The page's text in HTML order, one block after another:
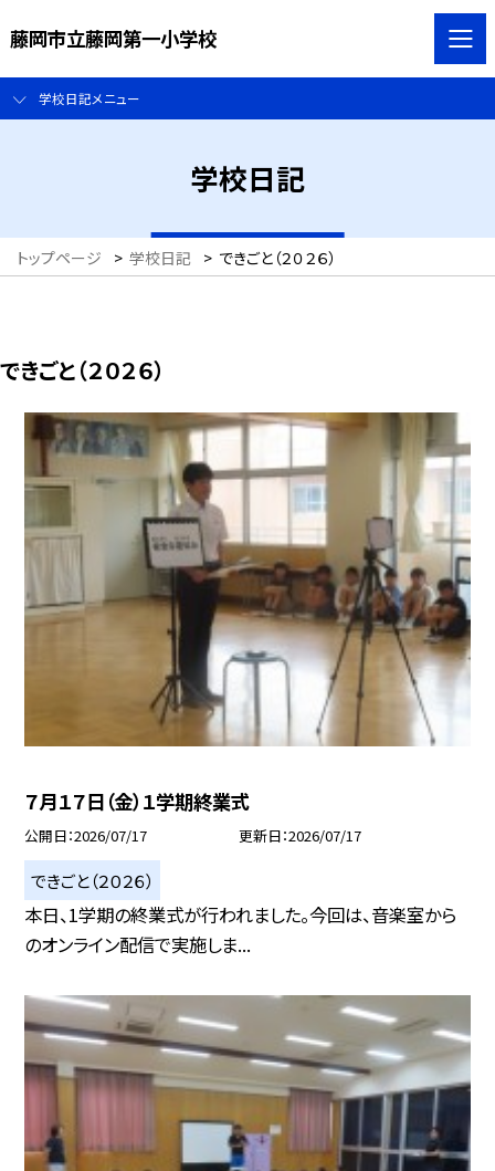
藤岡市立藤岡第一小学校
学校日記メニュー
学校日記
トップページ > 学校日記 > できごと（２０２６）
できごと（２０２６）
７月１７日（金）１学期終業式
公開日 2026/07/17 更新日 2026/07/17
できごと（２０２６）
本日、1学期の終業式が行われました。今回は、音楽室から
のオンライン配信で実施しま...